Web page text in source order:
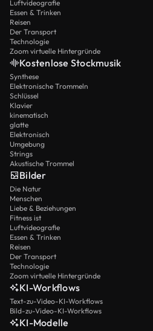
Luftvideografie
Essen & Trinken
Reisen
Der Transport
Technologie
Zoom virtuelle Hintergründe
Kostenlose Stockmusik
Synthese
Elektronische Trommeln
Schlüssel
Klavier
kinematisch
glatte
Elektronisch
Umgebung
Strings
Akustische Trommel
Bilder
Die Natur
Menschen
Liebe & Beziehungen
Fitness ist
Luftvideografie
Essen & Trinken
Reisen
Der Transport
Technologie
Zoom virtuelle Hintergründe
KI-Workflows
Text-zu-Video-KI-Workflows
Bild-zu-Video-KI-Workflows
KI-Modelle